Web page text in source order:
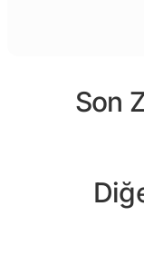
Son